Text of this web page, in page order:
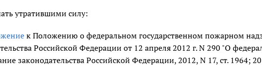
утратившими силу:
к Положению о федеральном государственном пожарном
Российской Федерации от 12 апреля 2012 г. N 290 "О
законодательства Российской Федерации, 2012, N 17, ст. 1964;